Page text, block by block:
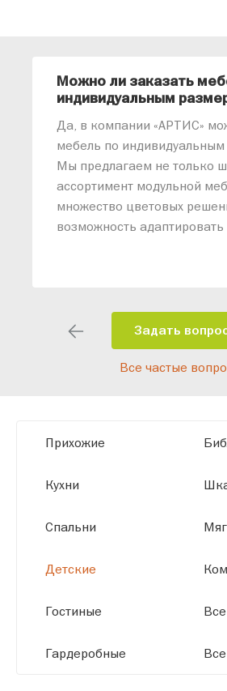
Можно ли заказать
индивидуальным
Да, в компании «АРТИС»
мебель по
Мы предлагаем не только
ассортимент модульной
множество цветовых
возможность адаптировать
помещения и личные
Благодаря современному
высокотехнологичному
размерам.
Задать
Все частые
Прихожие
Кухни
Спальни
Детские
Гостиные
Гардеробные